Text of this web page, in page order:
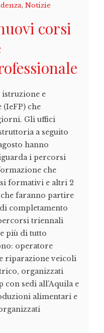
, Notizie
corsi
istruzione e
che
Gli uffici
a seguito
hanno
i percorsi
che
formativi e altri 2
faranno partire
completamento
triennali
più di tutto
operatore
riparazione veicoli
organizzati
con sedi all’Aquila e
alimentari e